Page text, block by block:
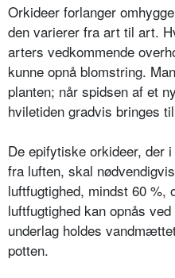
Orkideer forlanger
den varierer fra art til art.
arters vedkommende
kunne opnå blomstring.
planten; når spidsen af et
hviletiden gradvis bringes
De epifytiske orkideer, der
fra luften, skal
luftfugtighed, mindst 60 %,
luftfugtighed kan opnås
underlag holdes
potten.